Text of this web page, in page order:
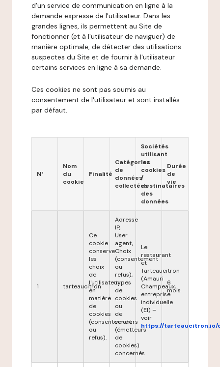
d'un service de communication en ligne à la
demande expresse de l'utilisateur. Dans les
grandes lignes, ils permettent au Site de
fonctionner (et à l'utilisateur de naviguer) de
manière optimale, de détecter des utilisations
suspectes du Site et de fournir à l'utilisateur
certains services en ligne à sa demande.
Ces cookies ne sont pas soumis au
consentement de l'utilisateur et sont installés
par défaut.
N°
Nom
du
cookie
Finalité
Catégories
de
données
collectées
Sociétés
utilisant
les
cookies
/
destinataires
des
données
Durée
de
vie
1 tarteaucitron
Ce
cookie
conserve
les
choix
de
l'utilisateur
en
matière
de
cookies
(consentement
ou
refus).
Adresse
IP,
User
agent,
Choix
(consentement
ou
refus),
types
de
cookies
ou
de
vendors
(émetteurs
de
cookies)
concernés
Le
restaurant
et
Tarteaucitron
(Amauri
Champeaux,
entreprise
individuelle
(EI) –
voir
https://tarteaucitron.io/
6
mois